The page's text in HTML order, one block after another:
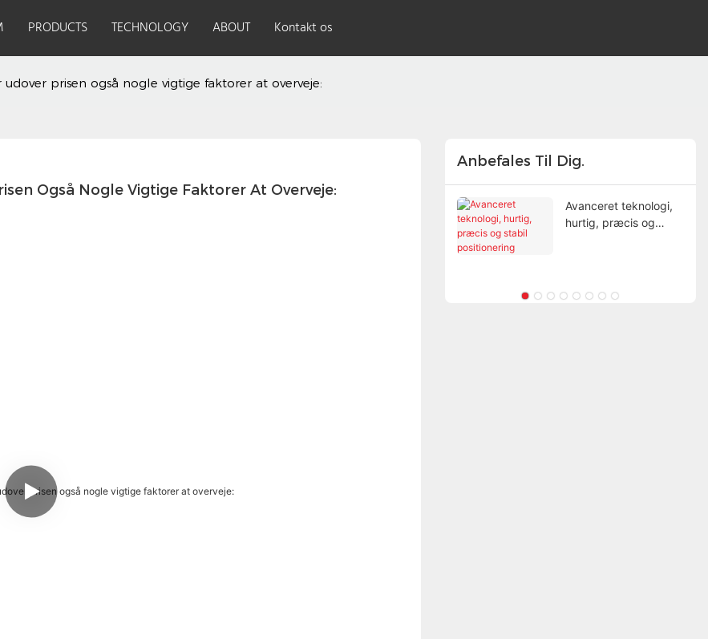
PRODUCTS TECHNOLOGY ABOUT Kontakt os
prisen også nogle vigtige faktorer at overveje:
Også Nogle Vigtige Faktorer At Overveje:
Anbefales Til Dig.
Avanceret teknologi,
hurtig, præcis og